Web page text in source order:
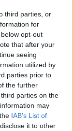
third parties, or
for
opt-out
that after your
seeing
utilized by
parties prior to
the further
parties on the
may
IAB’s List of
it to other
00:02:08